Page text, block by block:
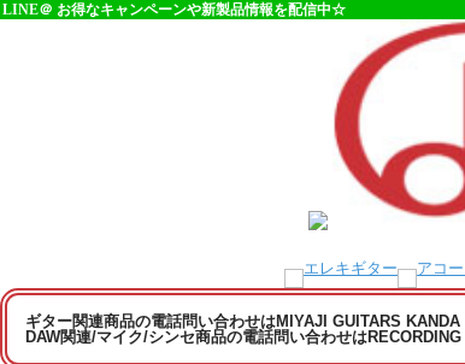
LINE＠ お得なキャンペーンや新製品情報を配信中☆
ギター関連商品の電話問い合わせはMIYAJI GUITARS KANDA
DAW関連/マイク/シンセ商品の電話問い合わせは